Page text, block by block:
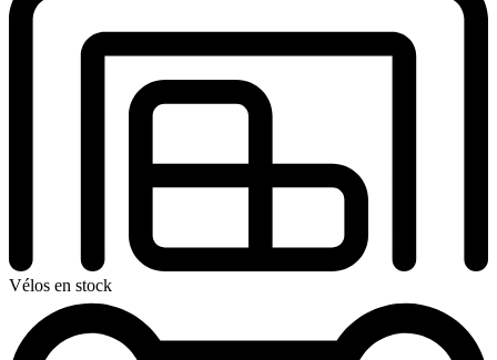
Vélos en stock